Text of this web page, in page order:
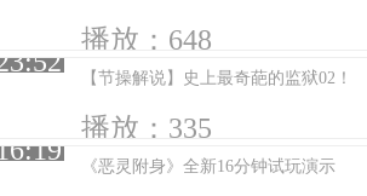
播放：648
【节操解说】史上最奇葩的监狱02！
播放：335
《恶灵附身》全新16分钟试玩演示